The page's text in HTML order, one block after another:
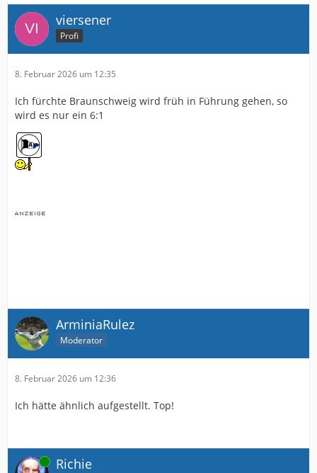
viersener
Profi
8. Februar 2026 um 12:35
Ich fürchte Braunschweig wird früh in Führung gehen, so
wird es nur ein 6:1
ArminiaRulez
Moderator
8. Februar 2026 um 12:36
Ich hätte ähnlich aufgestellt. Top!
Online Richie